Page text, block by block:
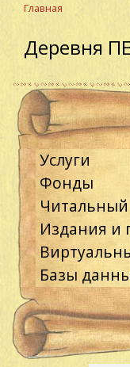
Главная
Деревня
Услуги
Фонды
Читальный
Издания и
Базы